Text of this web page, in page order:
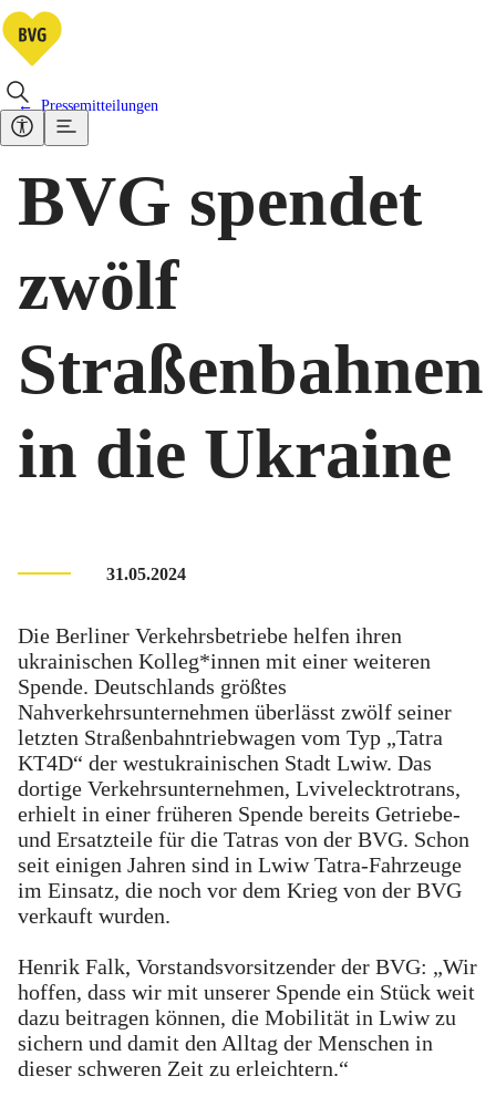
Pressemitteilungen
BVG spendet
zwölf
Straßenbahnen
in die Ukraine
31.05.2024
Die Berliner Verkehrsbetriebe helfen ihren
ukrainischen Kolleg*innen mit einer weiteren
Spende. Deutschlands größtes
Nahverkehrsunternehmen überlässt zwölf seiner
letzten Straßenbahntriebwagen vom Typ „Tatra
KT4D“ der westukrainischen Stadt Lwiw. Das
dortige Verkehrsunternehmen, Lvivelecktrotrans,
erhielt in einer früheren Spende bereits Getriebe-
und Ersatzteile für die Tatras von der BVG. Schon
seit einigen Jahren sind in Lwiw Tatra-Fahrzeuge
im Einsatz, die noch vor dem Krieg von der BVG
verkauft wurden.
Henrik Falk, Vorstandsvorsitzender der BVG: „Wir
hoffen, dass wir mit unserer Spende ein Stück weit
dazu beitragen können, die Mobilität in Lwiw zu
sichern und damit den Alltag der Menschen in
dieser schweren Zeit zu erleichtern.“